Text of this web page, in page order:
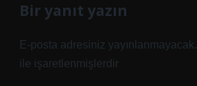
Bir yanıt yazın
E-posta adresiniz yayınlanmayacak.
ile işaretlenmişlerdir